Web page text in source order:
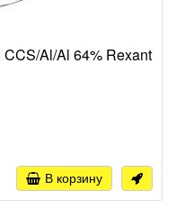
Al/Al 64% Rexant
В корзину